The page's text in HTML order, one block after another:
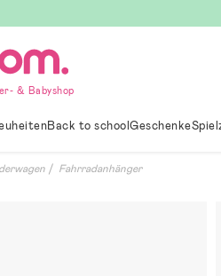
& Babyshop
Back to schoolGeschenke
Fahrradanhänger